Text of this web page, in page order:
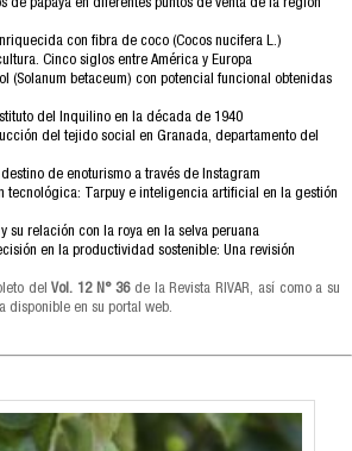
de papaya en diferentes puntos de venta de la región
con fibra de coco (Cocos nucifera L.)
Cinco siglos entre América y Europa
(Solanum betaceum) con potencial funcional obtenidas
del Inquilino en la década de 1940
del tejido social en Granada, departamento del
de enoturismo a través de Instagram
tecnológica: Tarpuy e inteligencia artificial en la gestión
su relación con la roya en la selva peruana
en la productividad sostenible: Una revisión
delVol. 12 N° 36de la Revista RIVAR, así como a su
disponible en su portal web.